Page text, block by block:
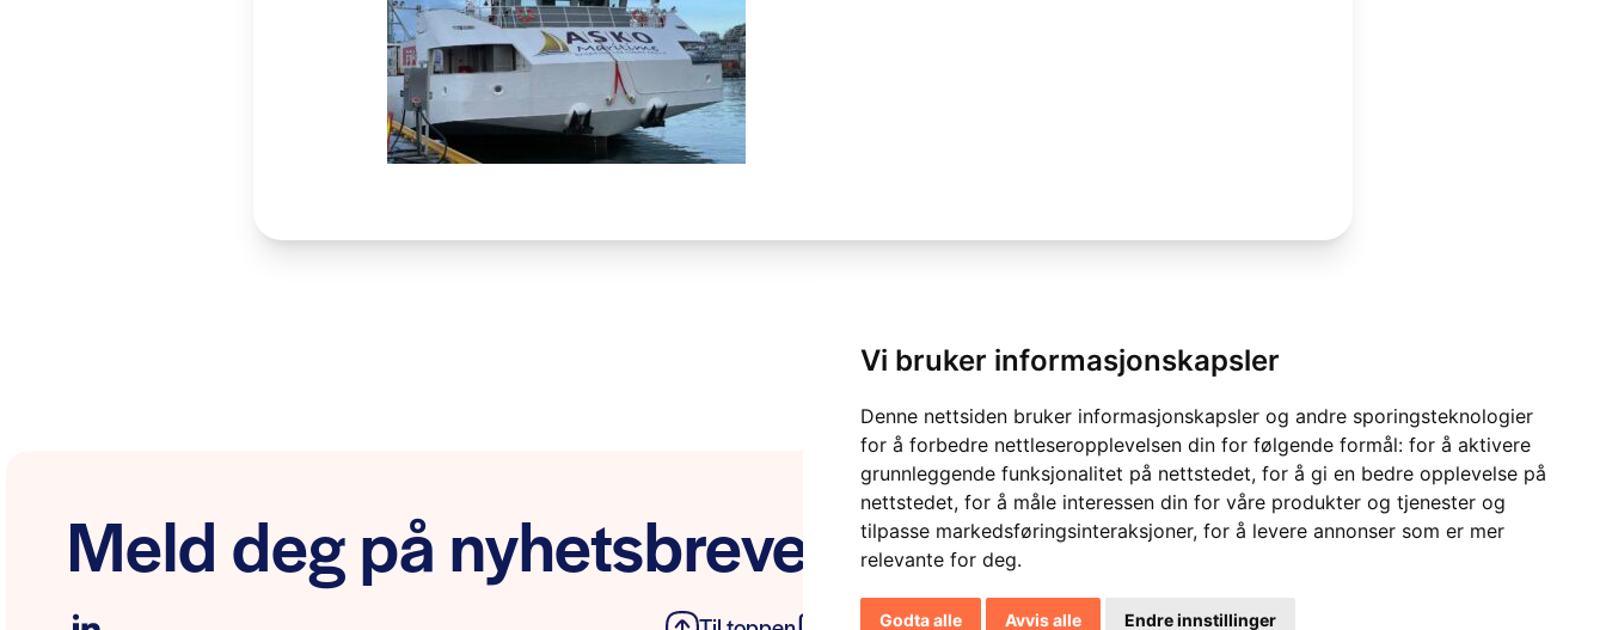
Vi bruker informasjonskapsler
Denne nettsiden bruker informasjonskapsler og andre sporingsteknologier
for å forbedre nettleseropplevelsen din for følgende formål: for å aktivere
grunnleggende funksjonalitet på nettstedet, for å gi en bedre opplevelse på
nettstedet, for å måle interessen din for våre produkter og tjenester og
tilpasse markedsføringsinteraksjoner, for å levere annonser som er mer
relevante for deg.
Godta alle Avvis alle Endre innstillinger
Meld deg på nyhetsbrevet vårt